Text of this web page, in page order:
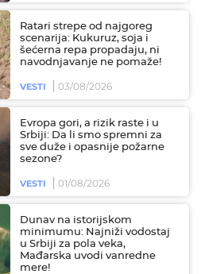
Ratari strepe od najgoreg
scenarija: Kukuruz, soja i
šećerna repa propadaju, ni
navodnjavanje ne pomaže!
VESTI 03/08/2026
Evropa gori, a rizik raste i u
Srbiji: Da li smo spremni za
sve duže i opasnije požarne
sezone?
VESTI 01/08/2026
Dunav na istorijskom
minimumu: Najniži vodostaj
u Srbiji za pola veka,
Mađarska uvodi vanredne
mere!